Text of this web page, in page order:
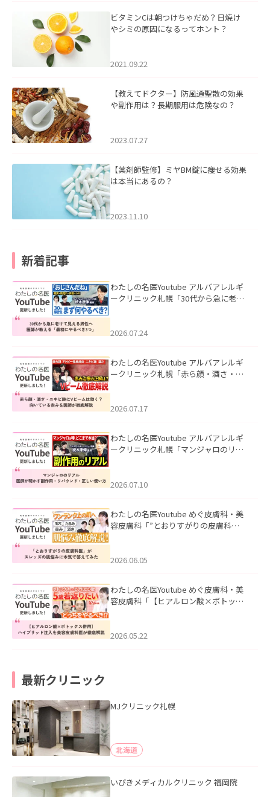
ビタミンCは朝つけちゃだめ？日焼け
やシミの原因になるってホント？
2021.09.22
【教えてドクター】防風通聖散の効果
や副作用は？長期服用は危険なの？
2023.07.27
【薬剤師監修】ミヤBM錠に痩せる効果
は本当にあるの？
2023.11.10
新着記事
わたしの名医Youtube アルバアレルギ
ークリニック札幌「30代から急に老け
た。
2026.07.24
わたしの名医Youtube アルバアレルギ
ークリニック札幌「赤ら顔・酒さ・ニ
した。
2026.07.17
わたしの名医Youtube アルバアレルギ
ークリニック札幌「マンジャロのリア
た。
2026.07.10
わたしの名医Youtube めぐ皮膚科・美
容皮膚科「”とおりすがりの皮膚科
2026.06.05
わたしの名医Youtube めぐ皮膚科・美
容皮膚科「【ヒアルロン酸×ボトック
た。
2026.05.22
最新クリニック
MJクリニック札幌
北海道
いびきメディカルクリニック 福岡院